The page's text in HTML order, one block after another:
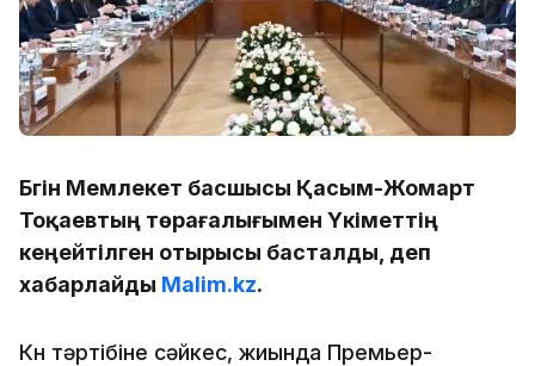
Бүгін Мемлекет басшысы Қасым-Жомарт
Тоқаевтың төрағалығымен Үкіметтің
кеңейтілген отырысы басталды, деп
хабарлайды Malim.kz.
Күн тәртібіне сәйкес, жиында Премьер-